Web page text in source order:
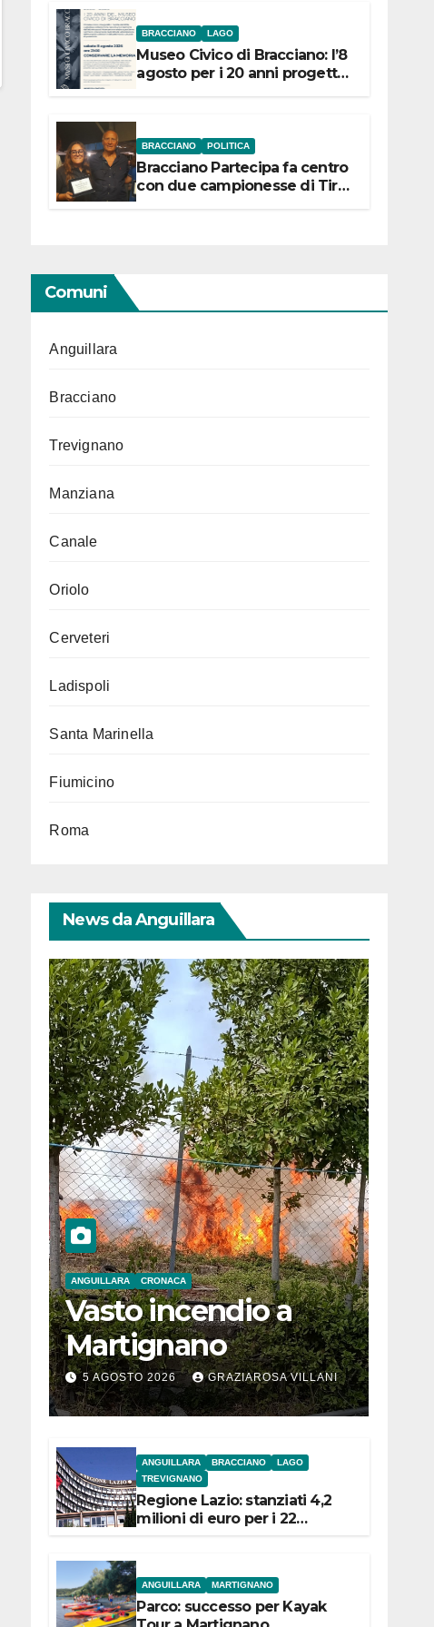
BRACCIANO LAGO
Museo Civico di Bracciano: l’8
agosto per i 20 anni progetto
BRACCIANO POLITICA
Bracciano Partecipa fa centro
con due campionesse di Tiro
Comuni
Anguillara
Bracciano
Trevignano
Manziana
Canale
Oriolo
Cerveteri
Ladispoli
Santa Marinella
Fiumicino
Roma
News da Anguillara
ANGUILLARA CRONACA
Vasto incendio a
Martignano
5 AGOSTO 2026 GRAZIAROSA VILLANI
ANGUILLARA BRACCIANO
LAGO
TREVIGNANO
Regione Lazio: stanziati 4,2
milioni di euro per i 22
ANGUILLARA MARTIGNANO
Parco: successo per Kayak